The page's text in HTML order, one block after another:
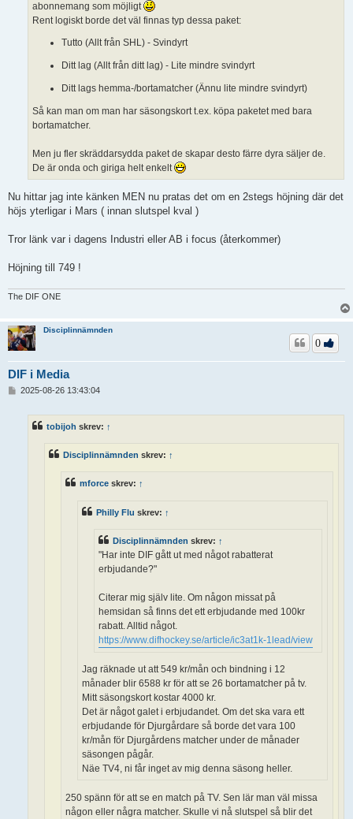
abonnemang som möjligt
Rent logiskt borde det väl finnas typ dessa paket:
Tutto (Allt från SHL) - Svindyrt
Ditt lag (Allt från ditt lag) - Lite mindre svindyrt
Ditt lags hemma-/bortamatcher (Ännu lite mindre svindyrt)
Så kan man om man har säsongskort t.ex. köpa paketet med bara
bortamatcher.
Men ju fler skräddarsydda paket de skapar desto färre dyra säljer de.
De är onda och giriga helt enkelt
Nu hittar jag inte känken MEN nu pratas det om en 2stegs höjning där det
höjs yterligar i Mars ( innan slutspel kval )
Tror länk var i dagens Industri eller AB i focus (återkommer)
Höjning till 749 !
The DIF ONE
Disciplinnämnden
DIF i Media
0
2025-08-26 13:43:04
tobijoh skrev: ↑
Disciplinnämnden skrev: ↑
mforce skrev: ↑
Philly Flu skrev: ↑
Disciplinnämnden skrev: ↑
"Har inte DIF gått ut med något rabatterat
erbjudande?"
Citerar mig själv lite. Om någon missat på
hemsidan så finns det ett erbjudande med 100kr
rabatt. Alltid något.
https://www.difhockey.se/article/ic3at1k-1lead/view
Jag räknade ut att 549 kr/mån och bindning i 12
månader blir 6588 kr för att se 26 bortamatcher på tv.
Mitt säsongskort kostar 4000 kr.
Det är något galet i erbjudandet. Om det ska vara ett
erbjudande för Djurgårdare så borde det vara 100
kr/mån för Djurgårdens matcher under de månader
säsongen pågår.
Näe TV4, ni får inget av mig denna säsong heller.
250 spänn för att se en match på TV. Sen lär man väl missa
någon eller några matcher. Skulle vi nå slutspel så blir det